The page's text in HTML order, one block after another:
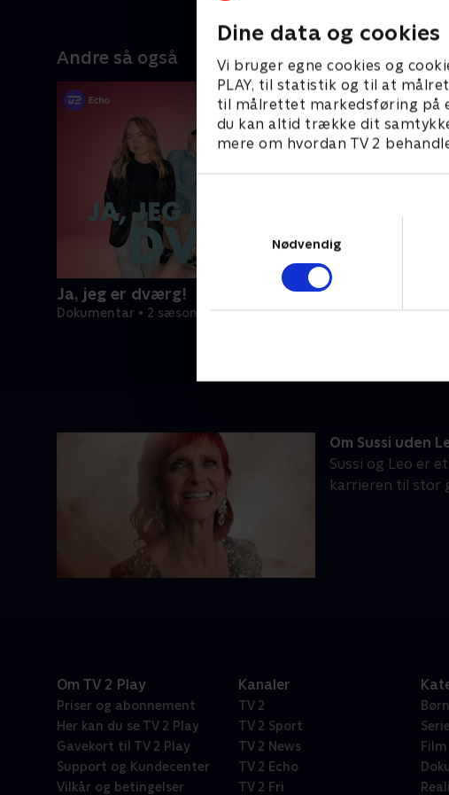
Dine data og cookies
Vi bruger egne cookies og
PLAY, til statistik og til at
til målrettet markedsføring på
du kan altid trække dit
mere om hvordan TV 2
Nødvendig
Andre så også
Ja, jeg er dværg!
Dokumentar • 2 sæsoner
Om Sussi uden
Sussi og Leo er
karrieren til stor
Om TV 2 Play
Priser og abonnement
Her kan du se TV 2 Play
Gavekort til TV 2 Play
Support og Kundecenter
Vilkår og betingelser
Kanaler
TV 2
TV 2 Sport
TV 2 News
TV 2 Echo
TV 2 Fri
Børn
Film